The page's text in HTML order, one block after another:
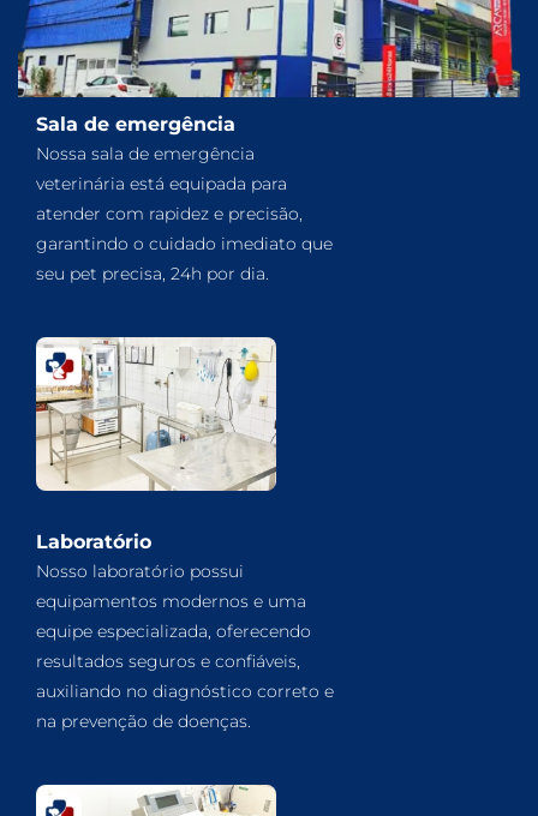
Sala de emergência
Nossa sala de emergência
veterinária está equipada para
atender com rapidez e precisão,
garantindo o cuidado imediato que
seu pet precisa, 24h por dia.
Laboratório
Nosso laboratório possui
equipamentos modernos e uma
equipe especializada, oferecendo
resultados seguros e confiáveis,
auxiliando no diagnóstico correto e
na prevenção de doenças.